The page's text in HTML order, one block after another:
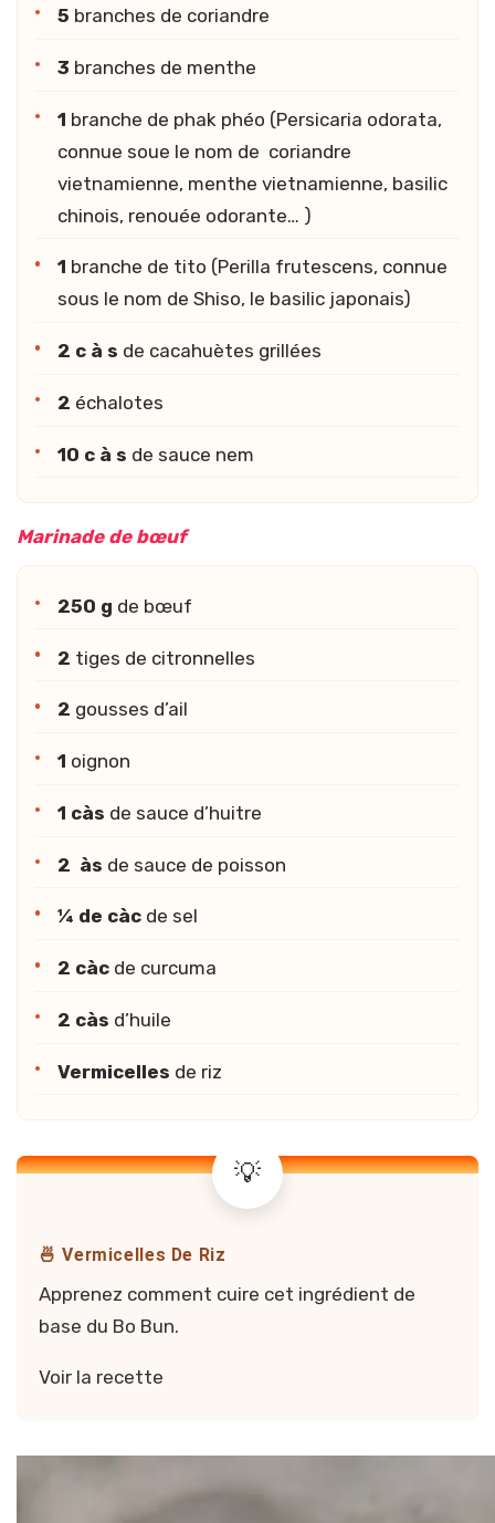
5 branches de coriandre
3 branches de menthe
1 branche de phak phéo (Persicaria odorata,
connue soue le nom de coriandre
vietnamienne, menthe vietnamienne, basilic
chinois, renouée odorante… )
1 branche de tito (Perilla frutescens, connue
sous le nom de Shiso, le basilic japonais)
2 c à s de cacahuètes grillées
2 échalotes
10 c à s de sauce nem
Marinade de bœuf
250 g de bœuf
2 tiges de citronnelles
2 gousses d’ail
1 oignon
1 càs de sauce d’huitre
2 às de sauce de poisson
¼ de càc de sel
2 càc de curcuma
2 càs d’huile
Vermicelles de riz
🍜 Vermicelles De Riz
Apprenez comment cuire cet ingrédient de
base du Bo Bun.
Voir la recette